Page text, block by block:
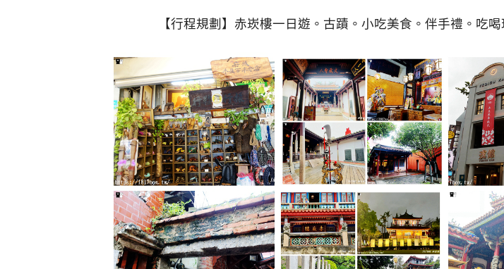
【行程規劃】赤崁樓一日遊。古蹟。小吃美食。伴手禮。吃